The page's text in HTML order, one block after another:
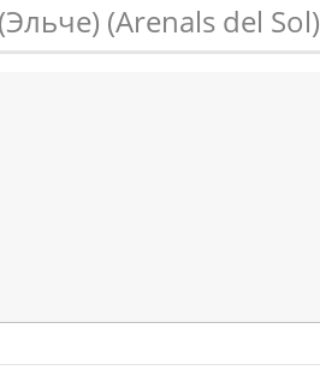
(Arenals del Sol)